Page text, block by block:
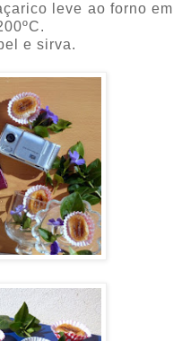
leve ao forno em
e sirva.